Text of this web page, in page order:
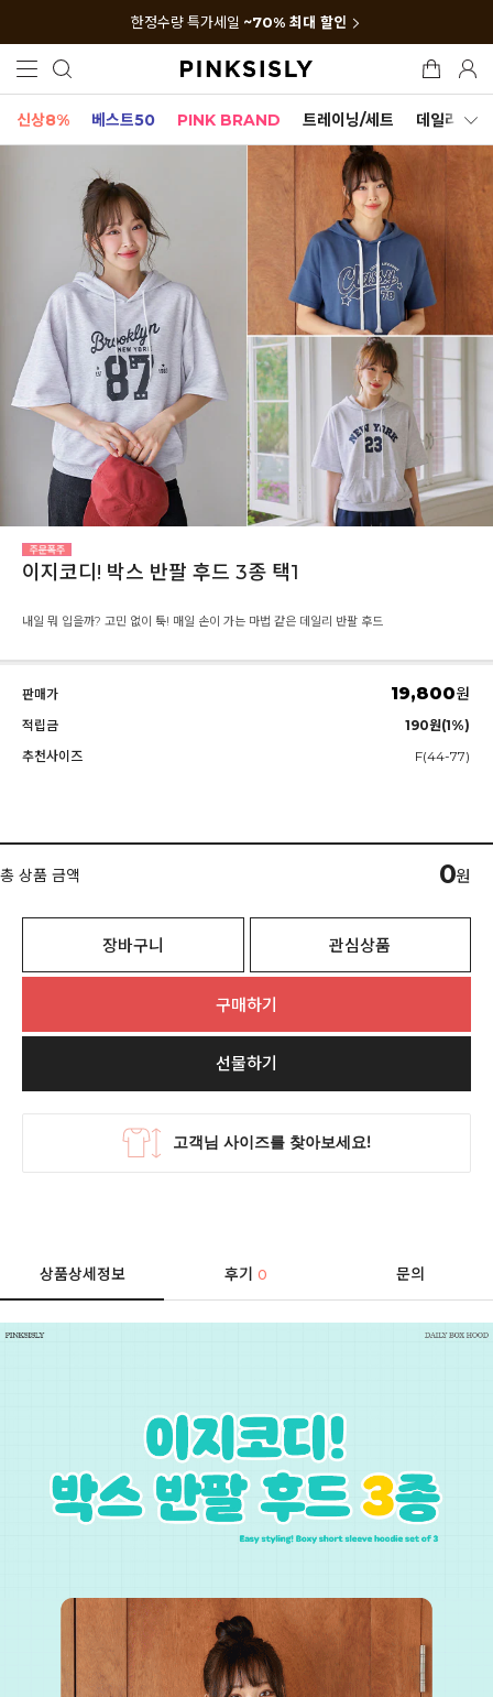
한정수량 특가세일 ~70% 최대 할인
신상8% 베스트50 PINK BRAND 트레이닝/세트 데일리세트
이지코디! 박스 반팔 후드 3종 택1
내일 뭐 입을까? 고민 없이 툭! 매일 손이 가는 마법 같은 데일리 반팔 후드
판매가 19,800원
적립금
190원(1%)
추천사이즈
F(44-77)
총 상품 금액 0원
장바구니 관심상품
구매하기
선물하기
상품상세정보 후기0 문의